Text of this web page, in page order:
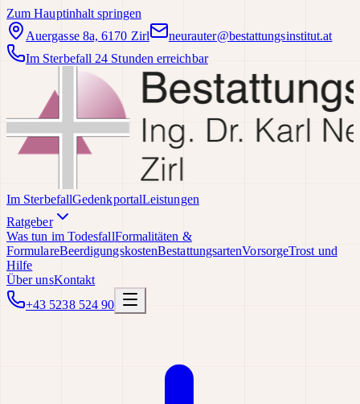
Zum Hauptinhalt springen
Auergasse 8a, 6170 Zirl
neurauter@bestattungsinstitut.at
Im Sterbefall 24 Stunden erreichbar
Im SterbefallGedenkportalLeistungen
Ratgeber
Was tun im TodesfallFormalitäten &
FormulareBeerdigungskostenBestattungsartenVorsorgeTrost und
Hilfe
Über unsKontakt
+43 5238 524 90